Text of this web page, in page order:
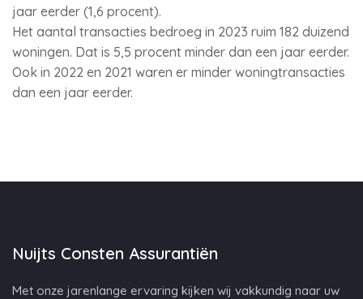
jaar eerder (1,6 procent).
Het aantal transacties bedroeg in 2023 ruim 182 duizend
woningen. Dat is 5,5 procent minder dan een jaar eerder.
Ook in 2022 en 2021 waren er minder woningtransacties
dan een jaar eerder.
Nuijts Consten Assurantiën
Met onze jarenlange ervaring kijken wij vakkundig naar uw